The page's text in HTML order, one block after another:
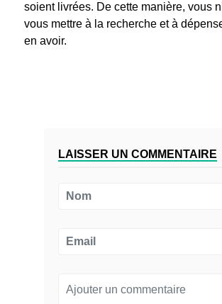
soient livrées. De cette manière, vous
vous mettre à la recherche et à
en avoir.
LAISSER UN COMMENTAIRE